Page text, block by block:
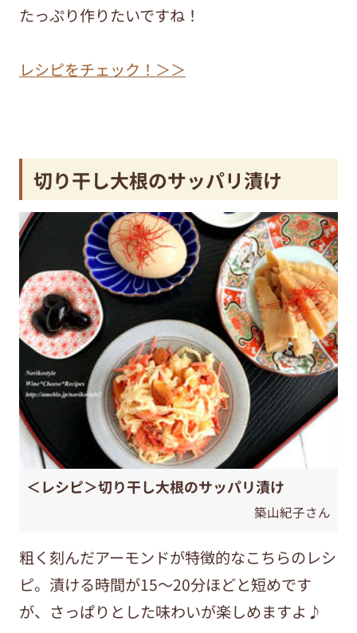
たっぷり作りたいですね！
レシピをチェック！＞＞
切り干し大根のサッパリ漬け
＜レシピ＞切り干し大根のサッパリ漬け
築山紀子さん
粗く刻んだアーモンドが特徴的なこちらのレシ
ピ。漬ける時間が15～20分ほどと短めです
が、さっぱりとした味わいが楽しめますよ♪